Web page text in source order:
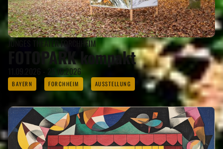
JUNGES THEATER FORCHHEIM
FOTOPARK kompakt
11.09.2026 - 25.10.2026
BAYERN FORCHHEIM AUSSTELLUNG